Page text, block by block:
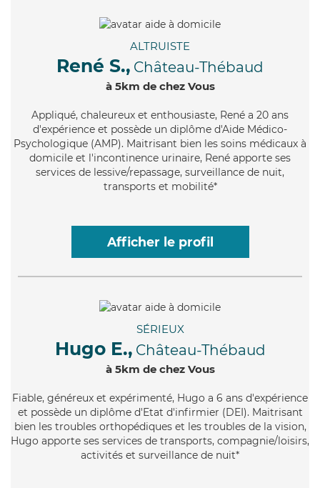
ALTRUISTE
René S., Château-Thébaud
à 5km de chez Vous
Appliqué, chaleureux et enthousiaste, René a 20 ans
d'expérience et possède un diplôme d'Aide Médico-
Psychologique (AMP). Maitrisant bien les soins médicaux à
domicile et l'incontinence urinaire, René apporte ses
services de lessive/repassage, surveillance de nuit,
transports et mobilité*
Afficher le profil
SÉRIEUX
Hugo E., Château-Thébaud
à 5km de chez Vous
Fiable, généreux et expérimenté, Hugo a 6 ans d'expérience
et possède un diplôme d'Etat d'infirmier (DEI). Maitrisant
bien les troubles orthopédiques et les troubles de la vision,
Hugo apporte ses services de transports, compagnie/loisirs,
activités et surveillance de nuit*